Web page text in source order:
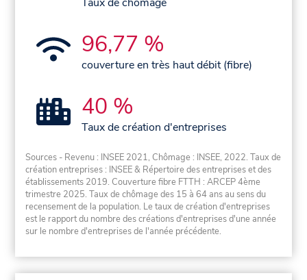
96,77 %
couverture en très haut débit (fibre)
40 %
Taux de création d'entreprises
Sources - Revenu : INSEE 2021, Chômage : INSEE, 2022. Taux de
création entreprises : INSEE & Répertoire des entreprises et des
établissements 2019. Couverture fibre FTTH : ARCEP 4ème
trimestre 2025. Taux de chômage des 15 à 64 ans au sens du
recensement de la population. Le taux de création d'entreprises
est le rapport du nombre des créations d'entreprises d'une année
sur le nombre d'entreprises de l'année précédente.